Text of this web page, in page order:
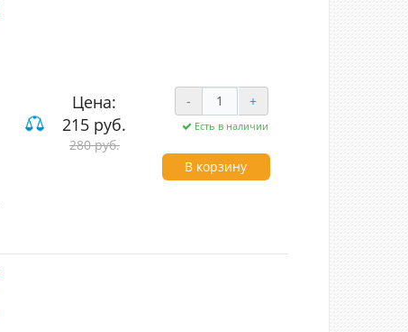
Цена:
215 руб.
280 руб.
- +
Есть в наличии
В корзину